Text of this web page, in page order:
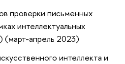
проверки письменных
ках интеллектуальных
(март-апрель 2023)
интеллекта и